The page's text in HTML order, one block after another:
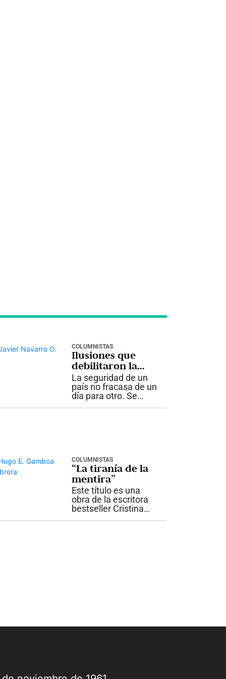
COLUMNISTAS
Ilusiones que
debilitaron la
seguridad
La seguridad de un
país no fracasa de un
día para otro. Se
a depender de ideas
que, aunque
políticamente...
COLUMNISTAS
“La tiranía de la
mentira”
Este título es una
obra de la escritora
bestseller Cristina
Martín Jiménez,